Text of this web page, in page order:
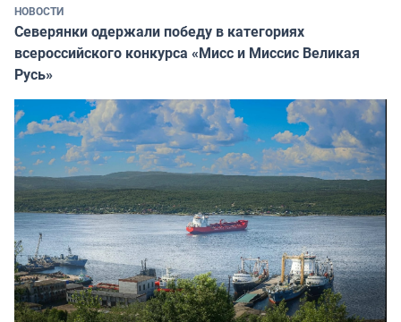
НОВОСТИ
Северянки одержали победу в категориях
всероссийского конкурса «Мисс и Миссис Великая
Русь»